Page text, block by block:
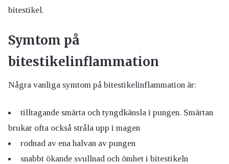
bitestikel.
Symtom på
bitestikelinflammation
Några vanliga symtom på bitestikelinflammation är:
tilltagande smärta och tyngdkänsla i pungen. Smärtan
brukar ofta också stråla upp i magen
rodnad av ena halvan av pungen
snabbt ökande svullnad och ömhet i bitestikeln